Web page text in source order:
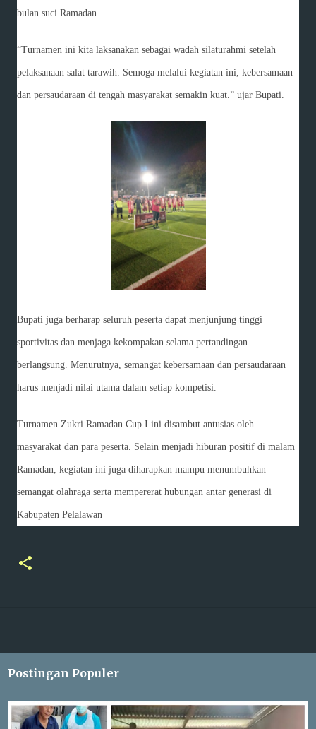
bulan suci Ramadan.
“Turnamen ini kita laksanakan sebagai wadah silaturahmi setelah
pelaksanaan salat tarawih. Semoga melalui kegiatan ini, kebersamaan
dan persaudaraan di tengah masyarakat semakin kuat.” ujar Bupati.
Bupati juga berharap seluruh peserta dapat menjunjung tinggi
sportivitas dan menjaga kekompakan selama pertandingan
berlangsung. Menurutnya, semangat kebersamaan dan persaudaraan
harus menjadi nilai utama dalam setiap kompetisi.
Turnamen Zukri Ramadan Cup I ini disambut antusias oleh
masyarakat dan para peserta. Selain menjadi hiburan positif di malam
Ramadan, kegiatan ini juga diharapkan mampu menumbuhkan
semangat olahraga serta mempererat hubungan antar generasi di
Kabupaten Pelalawan
Postingan Populer